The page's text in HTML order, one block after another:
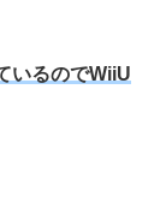
いるのでWiiU